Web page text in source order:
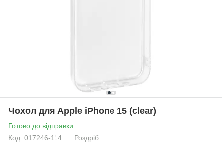
Чохол для Apple iPhone 15 (clear)
Готово до відправки
Код: 017246-114
Роздріб